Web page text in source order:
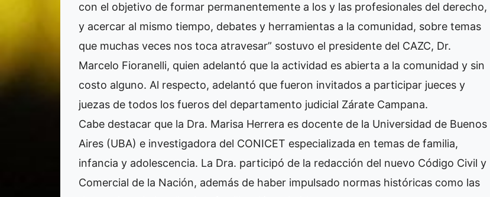
con el objetivo de formar permanentemente a los y las profesionales del derecho,
y acercar al mismo tiempo, debates y herramientas a la comunidad, sobre temas
que muchas veces nos toca atravesar” sostuvo el presidente del CAZC, Dr.
Marcelo Fioranelli, quien adelantó que la actividad es abierta a la comunidad y sin
costo alguno. Al respecto, adelantó que fueron invitados a participar jueces y
juezas de todos los fueros del departamento judicial Zárate Campana.
Cabe destacar que la Dra. Marisa Herrera es docente de la Universidad de Buenos
Aires (UBA) e investigadora del CONICET especializada en temas de familia,
infancia y adolescencia. La Dra. participó de la redacción del nuevo Código Civil y
Comercial de la Nación, además de haber impulsado normas históricas como las